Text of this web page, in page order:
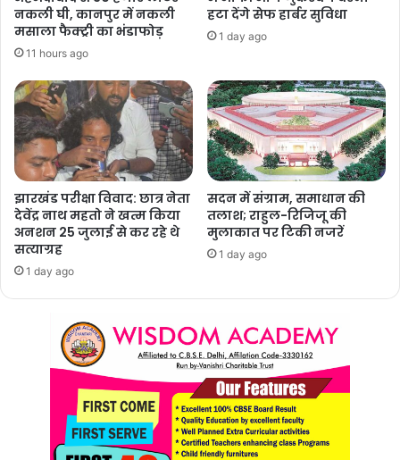
नकली घी, कानपुर में नकली
मसाला फैक्ट्री का भंडाफोड़
11 hours ago
हटा देंगे सेफ हार्बर सुविधा
1 day ago
झारखंड परीक्षा विवाद: छात्र नेता
देवेंद्र नाथ महतो ने खत्म किया
अनशन 25 जुलाई से कर रहे थे
सत्याग्रह
1 day ago
सदन में संग्राम, समाधान की
तलाश; राहुल-रिजिजू की
मुलाकात पर टिकी नजरें
1 day ago